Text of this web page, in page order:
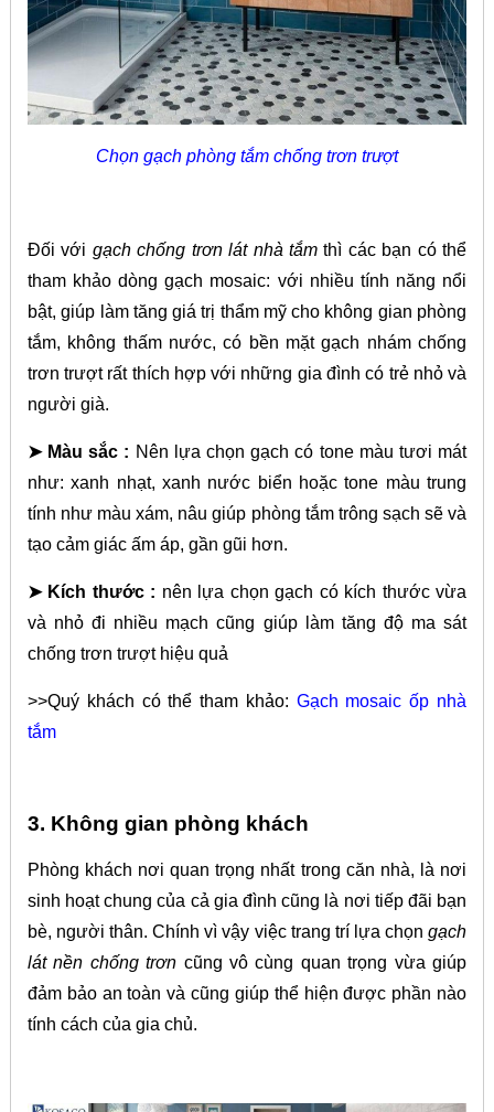
Chọn gạch phòng tắm chống trơn trượt
Đối với gạch chống trơn lát nhà tắmthì các bạn có thể
tham khảo dòng gạch mosaic: với nhiều tính năng nổi
bật, giúp làm tăng giá trị thẩm mỹ cho không gian phòng
tắm, không thấm nước, có bền mặt gạch nhám chống
trơn trượt rất thích hợp với những gia đình có trẻ nhỏ và
người già.
➤ Màu sắc : Nên lựa chọn gạch có tone màu tươi mát
như: xanh nhạt, xanh nước biển hoặc tone màu trung
tính như màu xám, nâu giúp phòng tắm trông sạch sẽ và
tạo cảm giác ấm áp, gần gũi hơn.
➤ Kích thước : nên lựa chọn gạch có kích thước vừa
và nhỏ đi nhiều mạch cũng giúp làm tăng độ ma sát
chống trơn trượt hiệu quả
>>Quý khách có thể tham khảo: Gạch mosaic ốp nhà
tắm
3. Không gian phòng khách
Phòng khách nơi quan trọng nhất trong căn nhà, là nơi
sinh hoạt chung của cả gia đình cũng là nơi tiếp đãi bạn
bè, người thân. Chính vì vậy việc trang trí lựa chọngạch
lát nền chống trơn cũng vô cùng quan trọng vừa giúp
đảm bảo an toàn và cũng giúp thể hiện được phần nào
tính cách của gia chủ.